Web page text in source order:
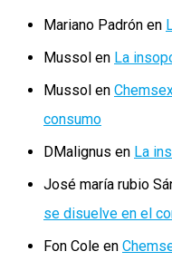
Mariano Padrón en
Mussol en La
Mussol en
consumo
DMalignus en La
José maría rubio
se disuelve en el
Fon Cole en